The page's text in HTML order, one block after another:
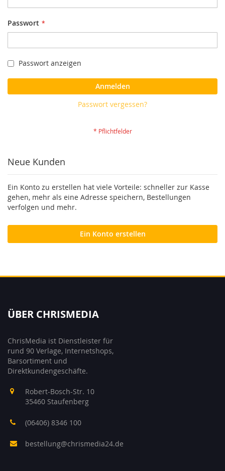
Passwort
Passwort anzeigen
Anmelden
Passwort vergessen?
Neue Kunden
Ein Konto zu erstellen hat viele Vorteile: schneller zur Kasse
gehen, mehr als eine Adresse speichern, Bestellungen
verfolgen und mehr.
Ein Konto erstellen
ÜBER CHRISMEDIA
ChrisMedia ist Dienstleister für
rund 90 Verlage, Internetshops,
Barsortiment und
Direktkundengeschäfte.
Robert-Bosch-Str. 10
35460 Staufenberg
(06406) 8346 100
bestellung@chrismedia24.de